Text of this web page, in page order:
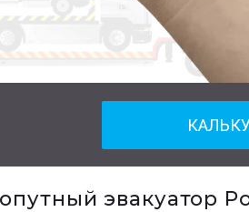
эвакуатор